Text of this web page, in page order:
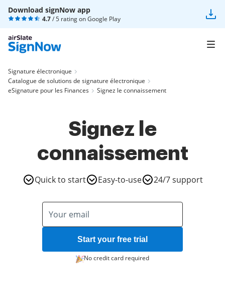
Download signNow app
4.7/ 5 rating onGoogle Play
Signature électronique
Catalogue de solutions de signature électronique
eSignature pour les Finances
Signez le connaissement
Signez le
connaissement
Quick to start Easy-to-use 24/7 support
Start your free trial
No credit card required